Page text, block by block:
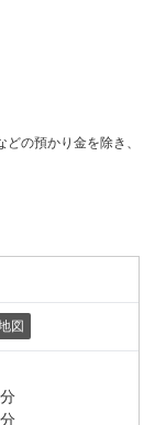
の預かり金を除き、
図
分
分